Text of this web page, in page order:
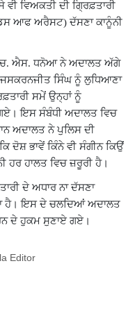
ਵਿਅਕਤੀ ਦੀ ਗ੍ਰਿਫ਼ਤਾਰੀ
ਆਫ ਅਰੈਸਟ) ਦੱਸਣਾ ਕਾਨੂੰਨੀ
ਐਸ. ਧਨੋਆ ਨੇ ਅਦਾਲਤ ਅੱਗੇ
ਜਸਕਰਨਜੀਤ ਸਿੰਘ ਨੂੰ ਲੁਧਿਆਣਾ
ਸਮੇਂ ਉਨ੍ਹਾਂ ਨੂੰ
ਇਸ ਸੰਬੰਧੀ ਅਦਾਲਤ ਵਿਚ
ਅਦਾਲਤ ਨੇ ਪੁਲਿਸ ਦੀ
ਦੋਸ਼ ਭਾਵੇਂ ਕਿੰਨੇ ਵੀ ਸੰਗੀਨ ਕਿਉਂ
ਹਰ ਹਾਲਤ ਵਿਚ ਜ਼ਰੂਰੀ ਹੈ।
ਦੇ ਅਧਾਰ ਨਾ ਦੱਸਣਾ
ਹੈ। ਇਸ ਦੇ ਚਲਦਿਆਂ ਅਦਾਲਤ
ਦੇ ਹੁਕਮ ਸੁਣਾਏ ਗਏ।
Editor